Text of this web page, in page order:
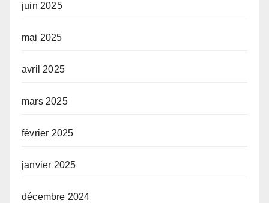
juin 2025
mai 2025
avril 2025
mars 2025
février 2025
janvier 2025
décembre 2024